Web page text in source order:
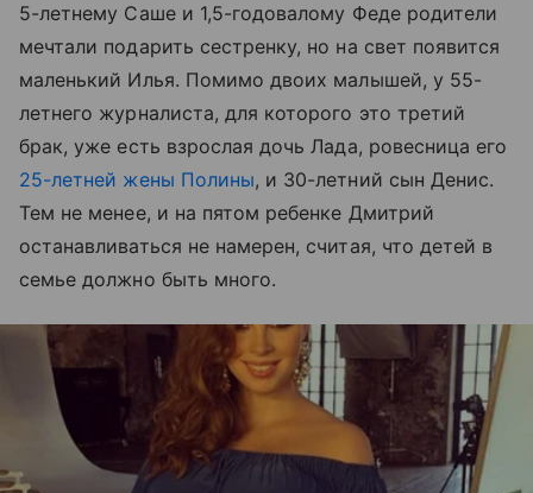
5-летнему Саше и 1,5-годовалому Феде родители
мечтали подарить сестренку, но на свет появится
маленький Илья. Помимо двоих малышей, у 55-
летнего журналиста, для которого это третий
брак, уже есть взрослая дочь Лада, ровесница его
25-летней жены Полины, и 30-летний сын Денис.
Тем не менее, и на пятом ребенке Дмитрий
останавливаться не намерен, считая, что детей в
семье должно быть много.